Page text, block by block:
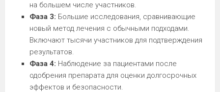
на большем числе участников.
Фаза 3: Большие исследования, сравнивающие
новый метод лечения с обычными подходами.
Включают тысячи участников для подтверждения
результатов.
Фаза 4: Наблюдение за пациентами после
одобрения препарата для оценки долгосрочных
эффектов и безопасности.